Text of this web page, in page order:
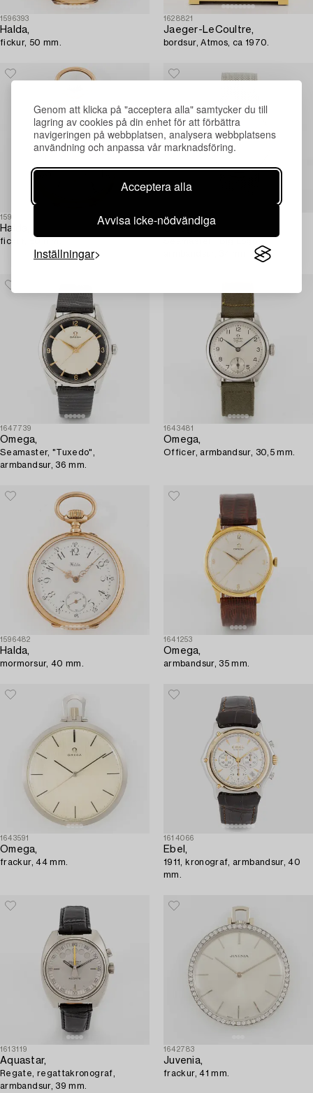
Genom att klicka på "acceptera alla" samtycker du till
lagring av cookies på din enhet för att förbättra
navigeringen på webbplatsen, analysera webbplatsens
användning och anpassa vår marknadsföring.
Acceptera alla
Avvisa icke-nödvändiga
Inställningar
1596393
Halda,
fickur, 50 mm.
1628821
Jaeger-LeCoultre,
bordsur, Atmos, ca 1970.
1596533
Halda,
fickur, 50 mm.
1647750
1647739
Omega,
Seamaster, "Tuxedo",
armbandsur, 36 mm.
1643481
Omega,
Officer, armbandsur, 30,5 mm.
1596482
Halda,
mormorsur, 40 mm.
1641253
Omega,
armbandsur, 35 mm.
1643591
Omega,
frackur, 44 mm.
1614066
Ebel,
1911, kronograf, armbandsur, 40
mm.
1613119
Aquastar,
Regate, regattakronograf,
armbandsur, 39 mm.
1642783
Juvenia,
frackur, 41 mm.